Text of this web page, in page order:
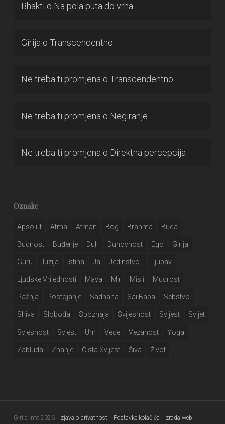
Bhakti o Na pola puta do vrha
Girija o Transcendentno
Ne treba ti promjena o Transcendentno
Ne treba ti promjena o Negiranje
Ne treba ti promjena o Direktna percepcija
Oznake
Apsolut Atma Atman Bog Brahma Buda
Budnost Buđenje Duh Duhovnost Ego Girija
Guru Iluzija Istina Ja Jedinstvo.. Ljubav
Ljudske Vrijednosti Maya Mir Misli Mudrost
Pažnja Postojanje Sadhana Sai Baba Sebstvo
Shiva Sloboda Spoznaja Svijesnost Svijest Svijet
Svjesnost Svjest Um Vede Vezanost Yoga
Zabluda Znanje Čista Svijest Šiva Život
Girija.info 2026 | Izjava o privatnosti Postavke kolačića Izrada web